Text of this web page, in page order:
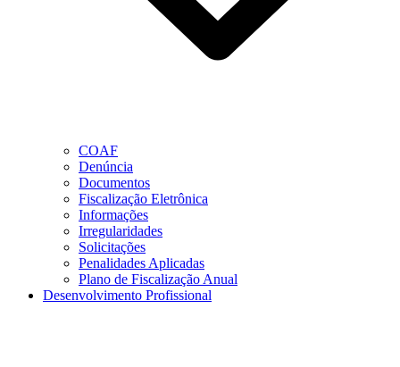
COAF
Denúncia
Documentos
Fiscalização Eletrônica
Informações
Irregularidades
Solicitações
Penalidades Aplicadas
Plano de Fiscalização Anual
Desenvolvimento Profissional